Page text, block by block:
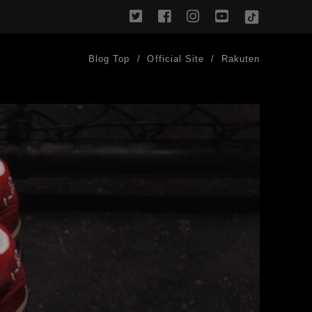
twitterfacebookinstagram
youtube
TikTok
Blog Top Official Site Rakuten